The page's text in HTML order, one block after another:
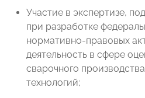
Участие в экспертизе,
при разработке
нормативно-правовых
деятельность в сфере
сварочного
технологий;